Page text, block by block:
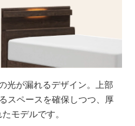
光が漏れるデザイン。上部
スペースを確保しつつ、厚
モデルです。